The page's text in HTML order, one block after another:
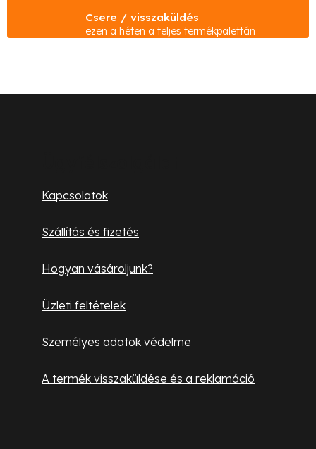
r
á
í
Csere / visszaküldés
ezen a héten a teljes termékpalettán
Kapcsolatok
Szállítás és fizetés
Hogyan vásároljunk?
Üzleti feltételek
Személyes adatok védelme
A termék visszaküldése és a reklamáció